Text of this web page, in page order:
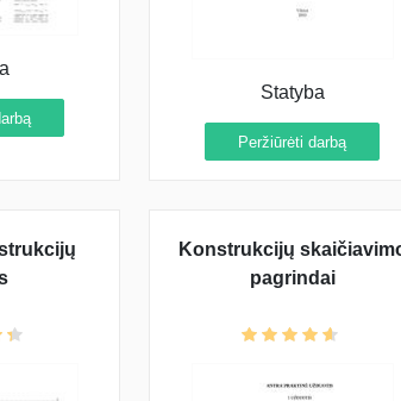
Statyba
Peržiūrėti darbą
Konstrukcijų
pagrindai